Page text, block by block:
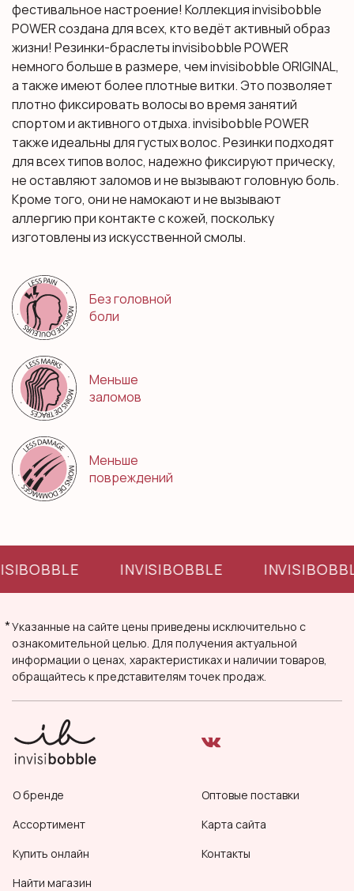
фестивальное настроение! Коллекция invisibobble
POWER создана для всех, кто ведёт активный образ
жизни! Резинки-браслеты invisibobble POWER
немного больше в размере, чем invisibobble ORIGINAL,
а также имеют более плотные витки. Это позволяет
плотно фиксировать волосы во время занятий
спортом и активного отдыха. invisibobble POWER
также идеальны для густых волос. Резинки подходят
для всех типов волос, надежно фиксируют прическу,
не оставляют заломов и не вызывают головную боль.
Кроме того, они не намокают и не вызывают
аллергию при контакте с кожей, поскольку
изготовлены из искусственной смолы.
Без головной
боли
Меньше
заломов
Меньше
повреждений
INVISIBOBBLE
*Указанные на сайте цены приведены исключительно с
ознакомительной целью. Для получения актуальной
информации о ценах, характеристиках и наличии товаров,
обращайтесь к представителям точек продаж.
О бренде
Ассортимент
Купить онлайн
Найти магазин
Оптовые поставки
Карта сайта
Контакты